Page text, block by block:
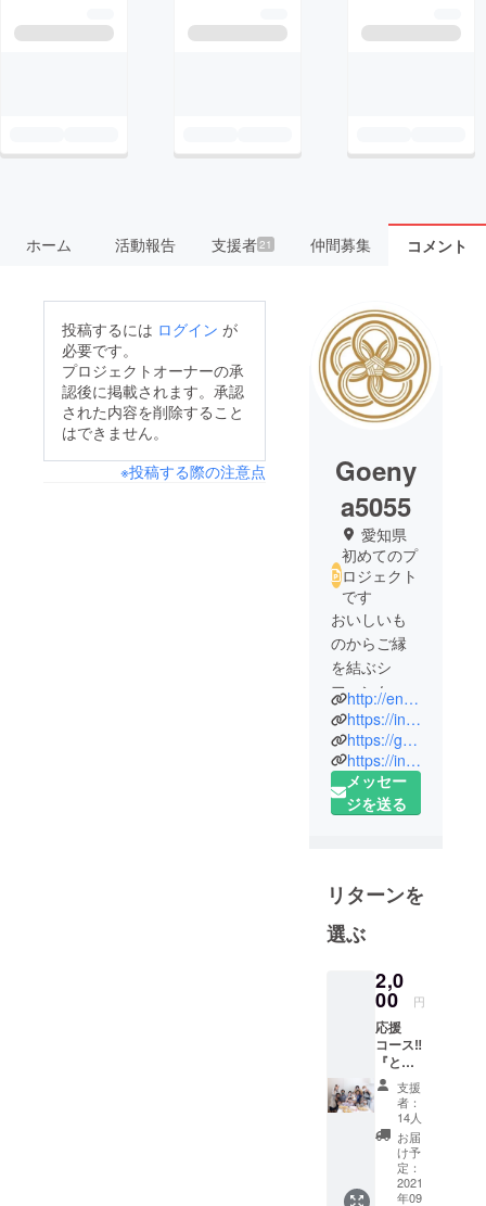
ホーム 活動報告 支援者21 仲間募集 コメント
投稿するには ログイン が
必要です。
プロジェクトオーナーの承
認後に掲載されます。承認
された内容を削除すること
はできません。
※投稿する際の注意点
Goeny
a5055
愛知県
初めてのプ
ロジェクト
です
おいしいも
のからご縁
を結ぶシ
フォンケー
キとベーグ
ルの専門店
『ごえん
や。』で
す。
品を使わ
ず、厳選し
た材料で
ます無添加
シフォン
ケーキ♡
極上のふわ
しっとり食
感を味わっ
ていただき
たく、その
日の素材の
状態を見極
http://entsumugi-goenya.com/
https://instagram.com/chiffon.goenya/
https://goenya.thebase.in/
https://instagram.com/satoshiki.pan.goen/
メッセー
ジを送る
リターンを
選ぶ
2,0
00 円
応援
コース‼︎
『とに
かく応
援して
いる
よ‼︎』の
お気持
ちの方
にご用
意させ
支援
者：
14人
お届
け予
定：
2021
年09